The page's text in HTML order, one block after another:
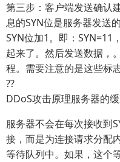
第三步：客户端发送确认
息的SYN位是服务器发送
SYN位加1。即：SYN=11
起来了。然后发送数据，
程。需要注意的是这些标
??
DDoS攻击原理服务器的
服务器不会在每次接收到
接，而是为连接请求分配
等待队列中。如果，这个